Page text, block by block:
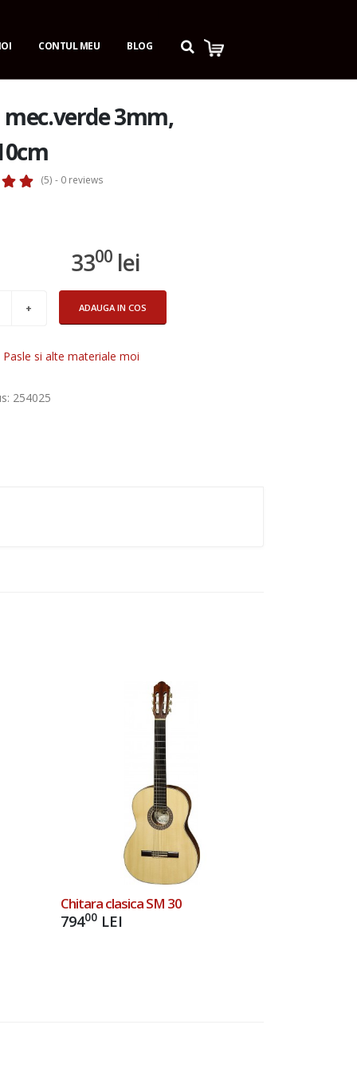
CONTUL MEU BLOG
mec.verde 3mm,
(5) - 0reviews
3300lei
ADAUGA IN COS
Pasle si alte materiale moi
: 254025
Chitara clasica SM 30
79400LEI